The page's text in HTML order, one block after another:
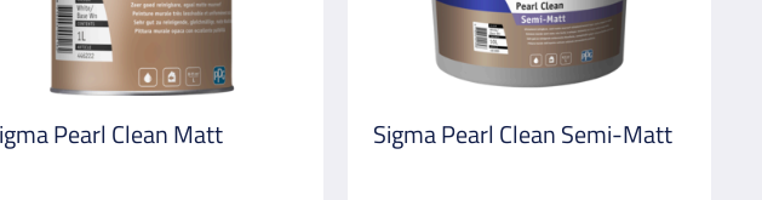
Pearl Clean Matt Sigma Pearl Clean Semi-Matt